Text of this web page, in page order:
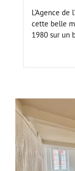
L'Agence de
cette belle
1980 sur un